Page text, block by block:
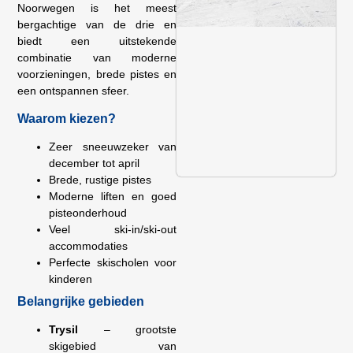
Noorwegen is het meest
bergachtige van de drie en
biedt een uitstekende
combinatie van moderne
voorzieningen, brede pistes en
een ontspannen sfeer.
Waarom kiezen?
Zeer sneeuwzeker van
december tot april
Brede, rustige pistes
Moderne liften en goed
pisteonderhoud
Veel ski-in/ski-out
accommodaties
Perfecte skischolen voor
kinderen
Belangrijke gebieden
Trysil – grootste
skigebied van